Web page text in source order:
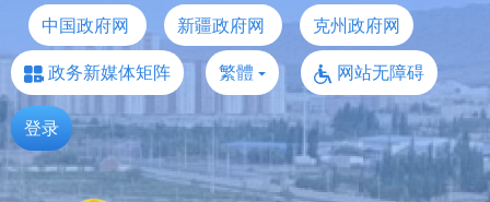
中国政府网 新疆政府网
克州政府网
政务新媒体矩阵
繁體 网站无障碍
登录